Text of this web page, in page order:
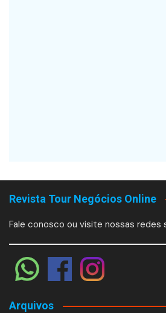
Revista Tour Negócios Online
Fale conosco ou visite nossas redes
Arquivos